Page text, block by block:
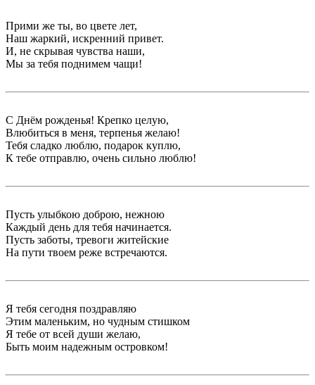
Прими же ты, во цвете лет,
Наш жаркий, искренний привет.
И, не скрывая чувства наши,
Мы за тебя поднимем чащи!
С Днём рожденья! Крепко целую,
Влюбиться в меня, терпенья желаю!
Тебя сладко люблю, подарок куплю,
К тебе отправлю, очень сильно люблю!
Пусть улыбкою доброю, нежною
Каждый день для тебя начинается.
Пусть заботы, тревоги житейские
На пути твоем реже встречаются.
Я тебя сегодня поздравляю
Этим маленьким, но чудным стишком
Я тебе от всей души желаю,
Быть моим надежным островком!